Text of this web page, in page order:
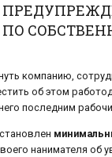
компанию,
об этом
последним
нанимателя об